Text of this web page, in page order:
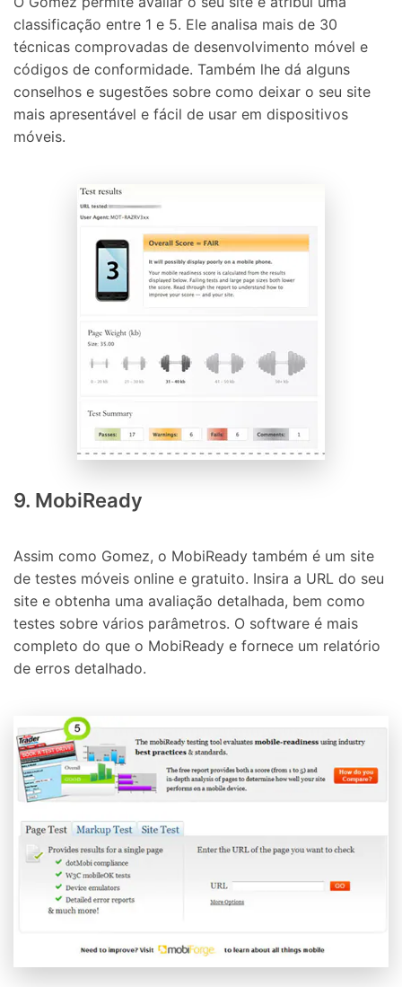
classificação entre 1 e 5. Ele analisa mais de 30
técnicas comprovadas de desenvolvimento móvel e
códigos de conformidade. Também lhe dá alguns
conselhos e sugestões sobre como deixar o seu site
mais apresentável e fácil de usar em dispositivos
móveis.
9. MobiReady
Assim como Gomez, o MobiReady também é um site
de testes móveis online e gratuito. Insira a URL do seu
site e obtenha uma avaliação detalhada, bem como
testes sobre vários parâmetros. O software é mais
completo do que o MobiReady e fornece um relatório
de erros detalhado.